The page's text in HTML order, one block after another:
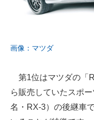
画像：マツダ
第1位はマツダの「
ら販売していたスポ
名・RX-3）の後継車